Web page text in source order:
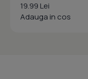
19.99 Lei
Adauga in cos